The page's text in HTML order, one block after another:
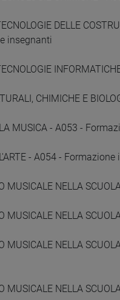
DELLE
insegnanti
CHIMICHE E
MUSICA - A053 -
- A054 -
MUSICALE NELLA
MUSICALE NELLA
MUSICALE NELLA
MUSICALE NELLA